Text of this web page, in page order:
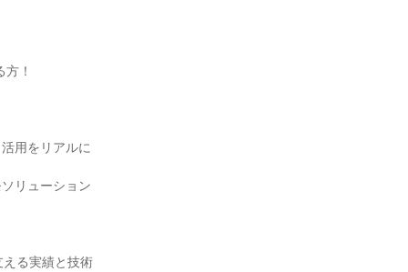
！
用をリアルに
リューション
る実績と技術